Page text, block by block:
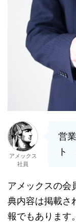
アメックス
社員
営
ト
アメックスの会
典内容は掲載さ
報でもあります。